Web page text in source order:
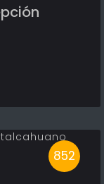
852